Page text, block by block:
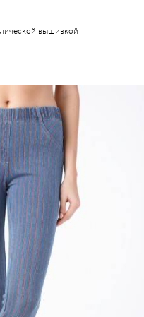
вышивкой